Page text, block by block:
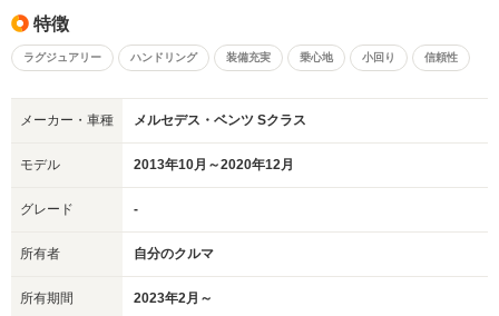
特徴
ラグジュアリー ハンドリング 装備充実 乗心地 小回り 信頼性
メーカー・車種 メルセデス・ベンツ Sクラス
モデル 2013年10月～2020年12月
グレード -
所有者 自分のクルマ
所有期間 2023年2月～